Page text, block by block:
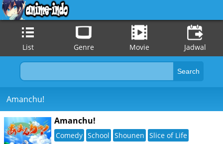
List Genre Movie Jadwal
Amanchu!
Amanchu!
Comedy School Shounen Slice of Life